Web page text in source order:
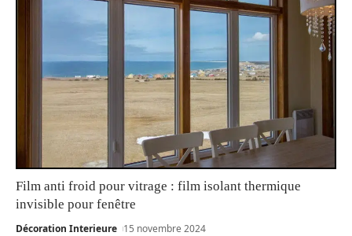
Film anti froid pour vitrage : film isolant thermique
invisible pour fenêtre
Décoration Interieure 15 novembre 2024